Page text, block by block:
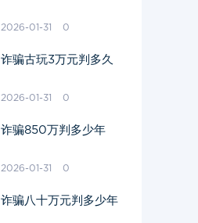
2026-01-31 0
诈骗古玩3万元判多久
2026-01-31 0
诈骗850万判多少年
2026-01-31 0
诈骗八十万元判多少年